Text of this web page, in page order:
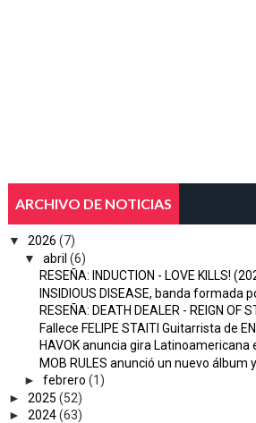
ARCHIVO DE NOTICIAS
▼ 2026 (7)
▼
abril (6)
RESEÑA: INDUCTION - LOVE KILLS!
INSIDIOUS DISEASE, banda formada
RESEÑA: DEATH DEALER - REIGN OF
Fallece FELIPE STAITI Guitarrista de
HAVOK anuncia gira Latinoamericana
MOB RULES anunció un nuevo álbum
► febrero (1)
► 2025 (52)
► 2024(63)